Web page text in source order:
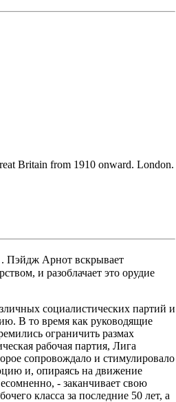
Britain from 1910 onward. London.
. Пэйдж Арнот вскрывает
и разоблачает это орудие
социалистических партий и
В то время как руководящие
ограничить размах
рабочая партия, Лига
сопровождало и стимулировало
и, опираясь на движение
- заканчивает свою
класса за последние 50 лет, а